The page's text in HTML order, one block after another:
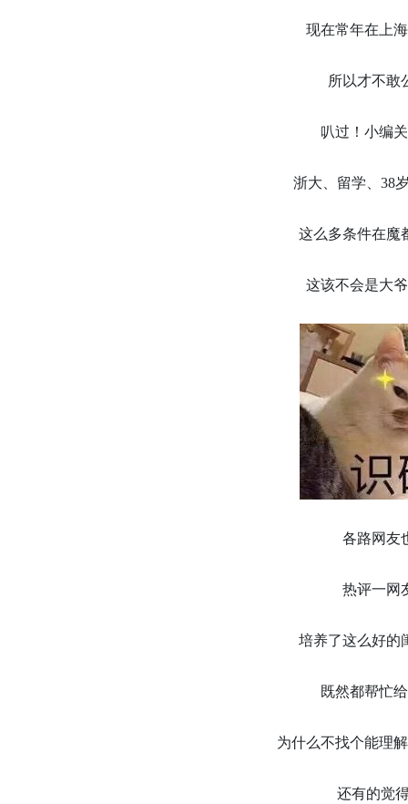
现在常年在上
所以才不敢
叭过！小编
浙大、留学、38
这么多条件在魔
这该不会是大
各路网友
热评一网
培养了这么好的
既然都帮忙
为什么不找个能理
还有的觉